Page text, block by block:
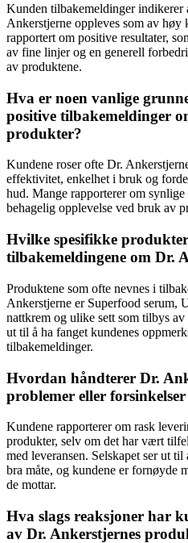
Kunden tilbakemeldinger indikerer
Ankerstjerne oppleves som av høy
rapportert om positive resultater,
av fine linjer og en generell
av produktene.
Hva er noen vanlige
positive tilbakemeldinger
produkter?
Kundene roser ofte Dr.
effektivitet, enkelhet i bruk og
hud. Mange rapporterer om
behagelig opplevelse ved bruk av
Hvilke spesifikke
tilbakemeldingene om Dr.
Produktene som ofte nevnes i
Ankerstjerne er Superfood serum,
nattkrem og ulike sett som tilbys
ut til å ha fanget kundenes
tilbakemeldinger.
Hvordan håndterer Dr.
problemer eller
Kundene rapporterer om rask
produkter, selv om det har vært
med leveransen. Selskapet ser ut
bra måte, og kundene er fornøyde
de mottar.
Hva slags reaksjoner har
av Dr. Ankerstjernes